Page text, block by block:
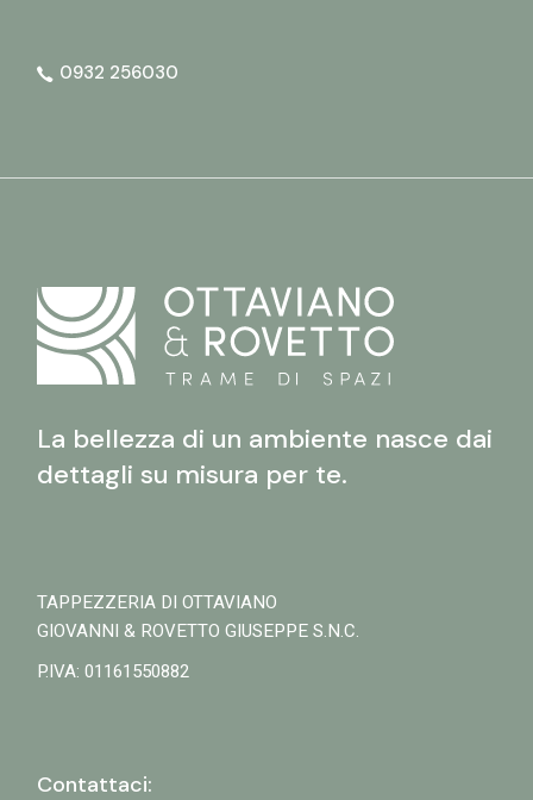
0932 256030
La bellezza di un ambiente nasce dai
dettagli su misura per te.
TAPPEZZERIA DI OTTAVIANO
GIOVANNI & ROVETTO GIUSEPPE S.N.C.
P.IVA: 01161550882
Contattaci: